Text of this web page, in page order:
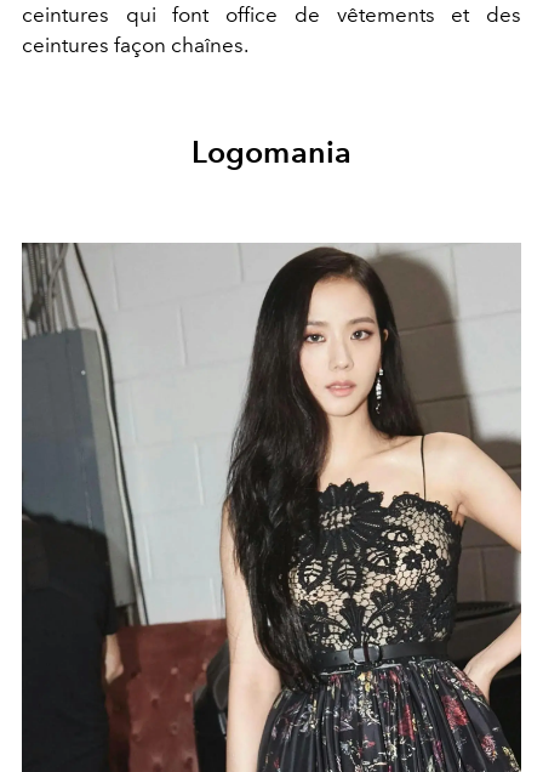
ceintures qui font office de vêtements et des
ceintures façon chaînes.
Logomania